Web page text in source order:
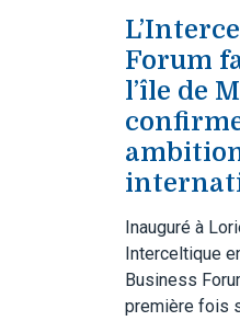
Forum
l’île de
Inauguré à
Interceltique
Business
première fois